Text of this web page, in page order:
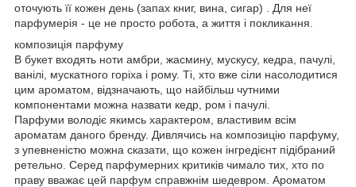
оточують її кожен день (запах книг, вина, сигар) . Для неї
парфумерія - це не просто робота, а життя і покликання.
композиція парфуму
В букет входять ноти амбри, жасмину, мускусу, кедра, пачулі,
ванілі, мускатного горіха і рому. Ті, хто вже сіли насолодитися
цим ароматом, відзначають, що найбільш чутними
компонентами можна назвати кедр, ром і пачулі.
Парфуми володіє якимсь характером, властивим всім
ароматам даного бренду. Дивлячись на композицію парфуму,
з упевненістю можна сказати, що кожен інгредієнт підібраний
ретельно. Серед парфумерних критиків чимало тих, хто по
праву вважає цей парфум справжнім шедевром. Ароматом